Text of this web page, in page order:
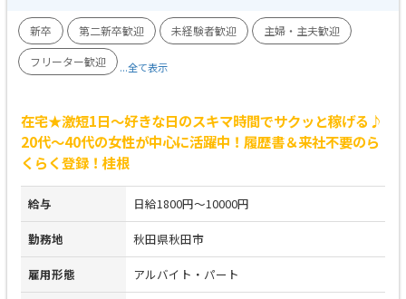
新卒 第二新卒歓迎 未経験者歓迎
主婦・主夫歓迎
フリーター歓迎
...全て表示
在宅★激短1日～好きな日のスキマ時間でサクッと稼げる♪
20代～40代の女性が中心に活躍中！履歴書＆来社不要のら
くらく登録！桂根
給与 日給1800円～10000円
勤務地 秋田県秋田市
雇用形態 アルバイト・パート